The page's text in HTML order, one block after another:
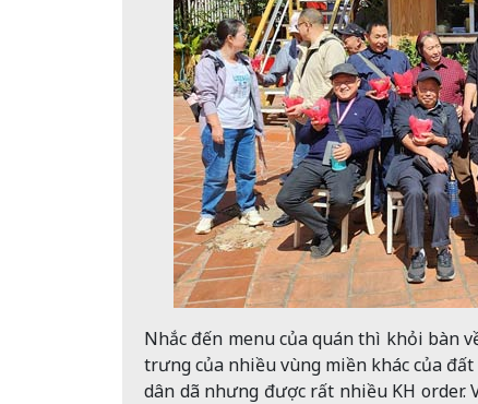
Nhắc đến menu của quán thì khỏi bàn
trưng của nhiều vùng miền khác của
dân dã nhưng được rất nhiều KH